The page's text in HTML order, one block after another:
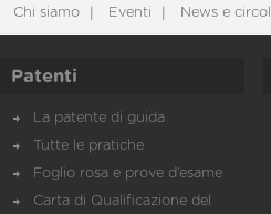
Chi siamo Eventi News e
Patenti
La patente di guida
Tutte le pratiche
Foglio rosa e prove d’esame
Carta di Qualificazione del